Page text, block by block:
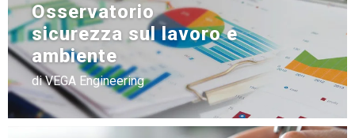
Osservatorio
sicurezza sul lavoro e
ambiente
di VEGA Engineering